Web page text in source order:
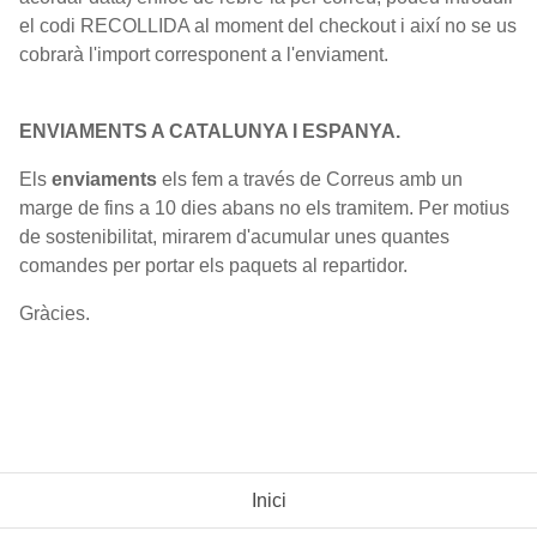
el codi RECOLLIDA al moment del checkout i així no se us
cobrarà l'import corresponent a l'enviament.
ENVIAMENTS A CATALUNYA I ESPANYA.
Els enviaments els fem a través de Correus amb un
marge de fins a 10 dies abans no els tramitem. Per motius
de sostenibilitat, mirarem d'acumular unes quantes
comandes per portar els paquets al repartidor.
Gràcies.
Inici